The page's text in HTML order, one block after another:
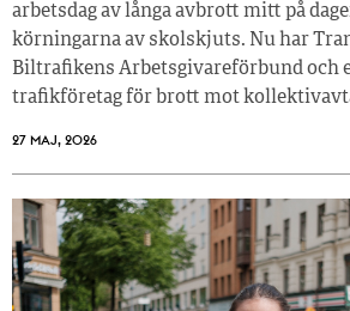
arbetsdag av långa avbrott mitt på
körningarna av skolskjuts. Nu har
Biltrafikens Arbetsgivareförbund och
trafikföretag för brott mot
27 MAJ, 2026